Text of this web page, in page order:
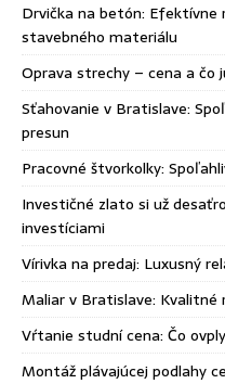
Drvička na betón: Efektívne
stavebného materiálu
Oprava strechy – cena a čo
Sťahovanie v Bratislave:
presun
Pracovné štvorkolky:
Investičné zlato si už
investíciami
Vírivka na predaj: Luxusný
Maliar v Bratislave:
Vŕtanie studní cena: Čo
Montáž plávajúcej podlahy